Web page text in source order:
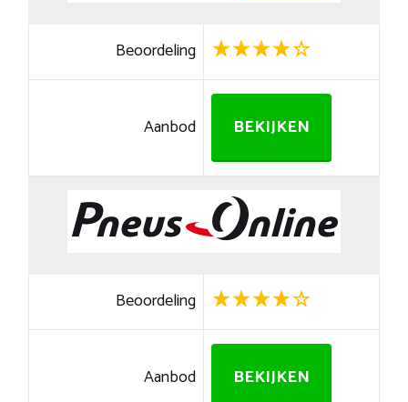
Beoordeling
Aanbod BEKIJKEN
Beoordeling
Aanbod BEKIJKEN